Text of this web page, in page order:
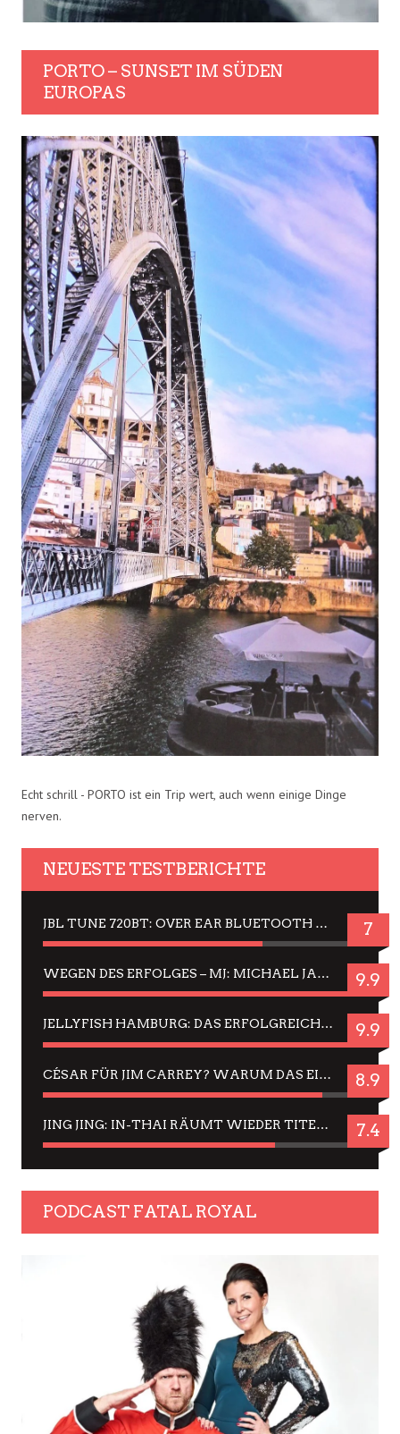
PORTO – SUNSET IM SÜDEN
EUROPAS
Echt schrill - PORTO ist ein Trip wert, auch wenn einige Dinge
nerven.
NEUESTE TESTBERICHTE
JBL TUNE 720BT: OVER EAR BLUETOOTH KOPFHÖRER UM DIE 50,-€ IM DAUER-TEST 7
WEGEN DES ERFOLGES – MJ: MICHAEL JACKSON MUSICAL IN EINER MATINEE SEHEN 9.9
JELLYFISH HAMBURG: DAS ERFOLGREICHE SOMMER-MENÜ 2025 IN GEFÜHLEN UND BILDERN 9.9
CÉSAR FÜR JIM CARREY? WARUM DAS EINER DER NERVIGSTEN ACTORS IST UND BLEIBT 8.9
JING JING: IN-THAI RÄUMT WIEDER TITEL AB – EIN ZWEI-STUNDEN-ERLEBNISBERICHT 7.4
PODCAST FATAL ROYAL